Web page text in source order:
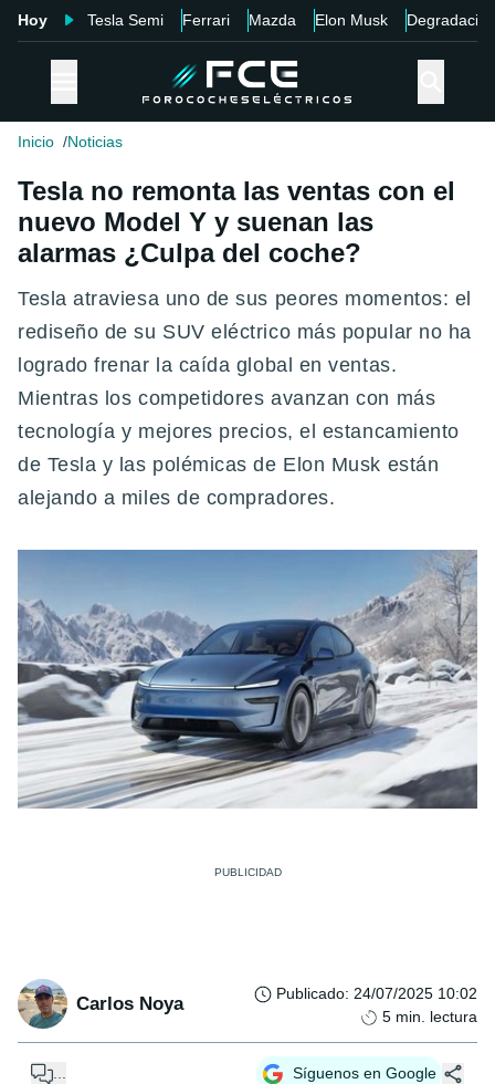
Hoy Tesla Semi Ferrari Mazda Elon Musk Degradación
Inicio Noticias
Tesla no remonta las ventas con el
nuevo Model Y y suenan las
alarmas ¿Culpa del coche?
Tesla atraviesa uno de sus peores momentos: el
rediseño de su SUV eléctrico más popular no ha
logrado frenar la caída global en ventas.
Mientras los competidores avanzan con más
tecnología y mejores precios, el estancamiento
de Tesla y las polémicas de Elon Musk están
alejando a miles de compradores.
Carlos Noya Publicado: 24/07/2025 10:02
5 min. lectura
... Síguenos en Google